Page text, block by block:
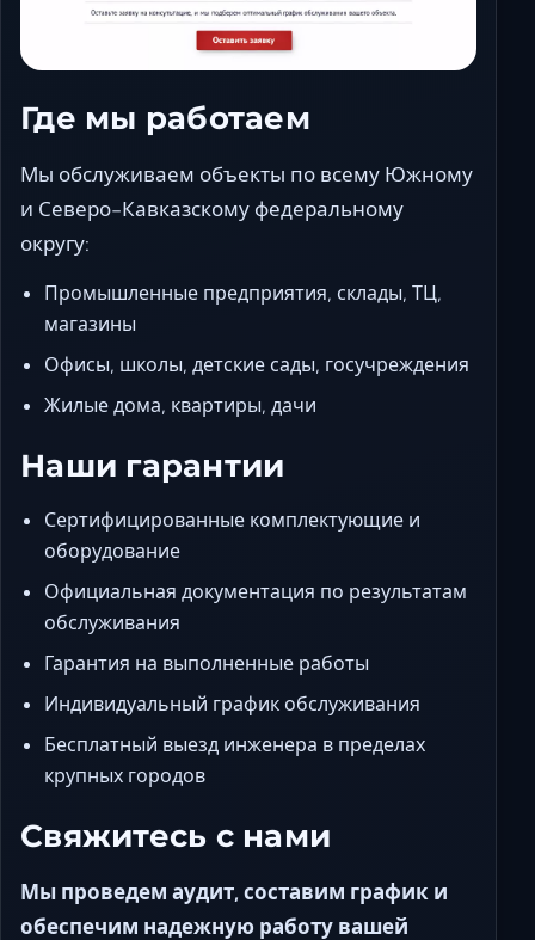
Где мы работаем
Мы обслуживаем объекты по всему Южному
и Северо-Кавказскому федеральному
округу:
Промышленные предприятия, склады, ТЦ,
магазины
Офисы, школы, детские сады, госучреждения
Жилые дома, квартиры, дачи
Наши гарантии
Сертифицированные комплектующие и
оборудование
Официальная документация по результатам
обслуживания
Гарантия на выполненные работы
Индивидуальный график обслуживания
Бесплатный выезд инженера в пределах
крупных городов
Свяжитесь с нами
Мы проведем аудит, составим график и
обеспечим надежную работу вашей